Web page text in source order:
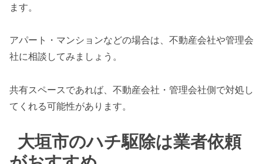
ます。
アパート・マンションなどの場合は、不動産会社や管理会
社に相談してみましょう。
共有スペースであれば、不動産会社・管理会社側で対処し
てくれる可能性があります。
大垣市のハチ駆除は業者依頼